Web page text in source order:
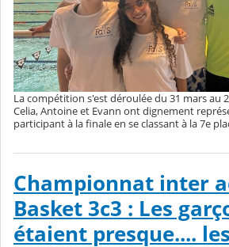
La compétition s'est déroulée du 31 mars au
Celia, Antoine et Evann ont dignement
participant à la finale en se classant à la 7e
Championnat inter
Basket 3c3 : Les
étaient presque....